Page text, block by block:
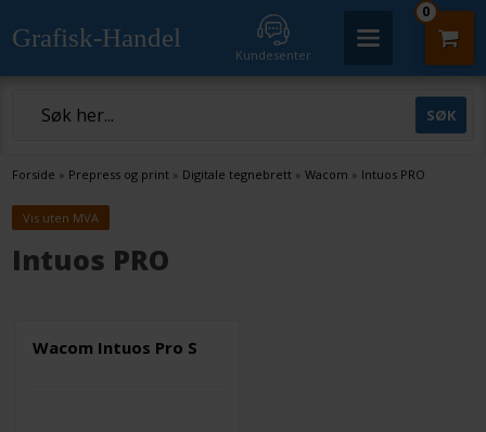
Grafisk-Handel
Kundesenter
0
Forside » Prepress og print » Digitale tegnebrett »Wacom » Intuos PRO
Vis uten MVA
Intuos PRO
Wacom Intuos Pro S